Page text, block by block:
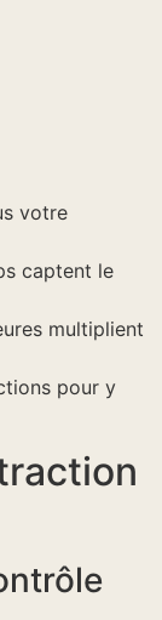
votre
captent le
multiplient
pour y